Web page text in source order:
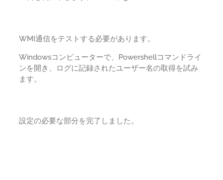
WMI通信をテストする必要があります。
Windowsコンピューターで、Powershellコマンドライ
ンを開き、ログに記録されたユーザー名の取得を試み
ます。
設定の必要な部分を完了しました。